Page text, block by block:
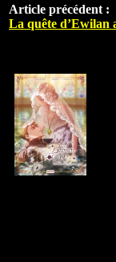
Article précédent :
La quête d’Ewilan